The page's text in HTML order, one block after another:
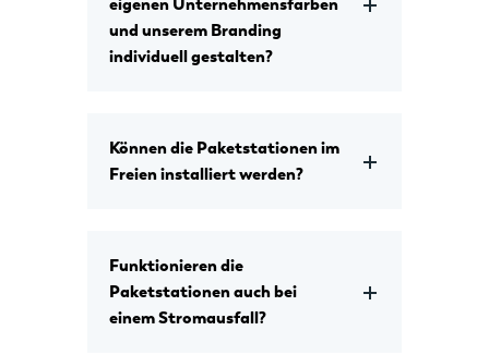
und unserem Branding
individuell gestalten?
Können die Paketstationen im
Freien installiert werden?
Funktionieren die
Paketstationen auch bei
einem Stromausfall?